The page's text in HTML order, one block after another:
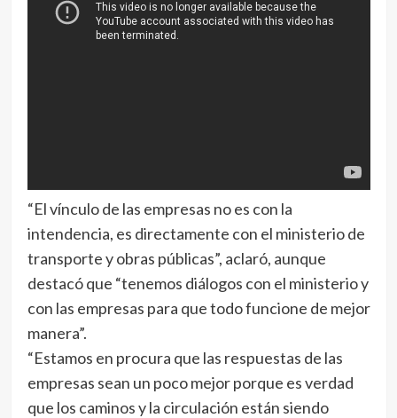
“El vínculo de las empresas no es con la
intendencia, es directamente con el ministerio de
transporte y obras públicas”, aclaró, aunque
destacó que “tenemos diálogos con el ministerio y
con las empresas para que todo funcione de mejor
manera”.
“Estamos en procura que las respuestas de las
empresas sean un poco mejor porque es verdad
que los caminos y la circulación están siendo